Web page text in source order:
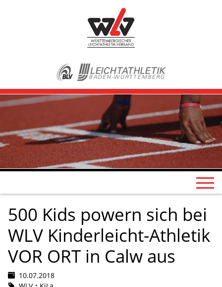
500 Kids powern sich bei
WLV Kinderleicht-Athletik
VOR ORT in Calw aus
10.07.2018